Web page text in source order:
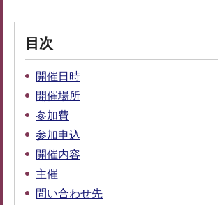
目次
開催日時
開催場所
参加費
参加申込
開催内容
主催
問い合わせ先